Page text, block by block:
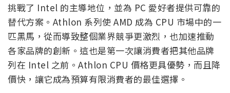
挑戰了 Intel 的主導地位，並為 PC 愛好者提供可靠的
替代方案。Athlon 系列使 AMD 成為 CPU 市場中的一
匹黑馬，從而導致整個業界競爭更激烈，也加速推動
各家品牌的創新。這也是第一次讓消費者把其他品牌
列在 Intel 之前。Athlon CPU 價格更具優勢，而且降
價快，讓它成為預算有限消費者的最佳選擇。